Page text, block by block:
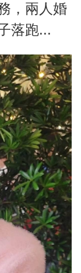
，兩人婚
落跑...